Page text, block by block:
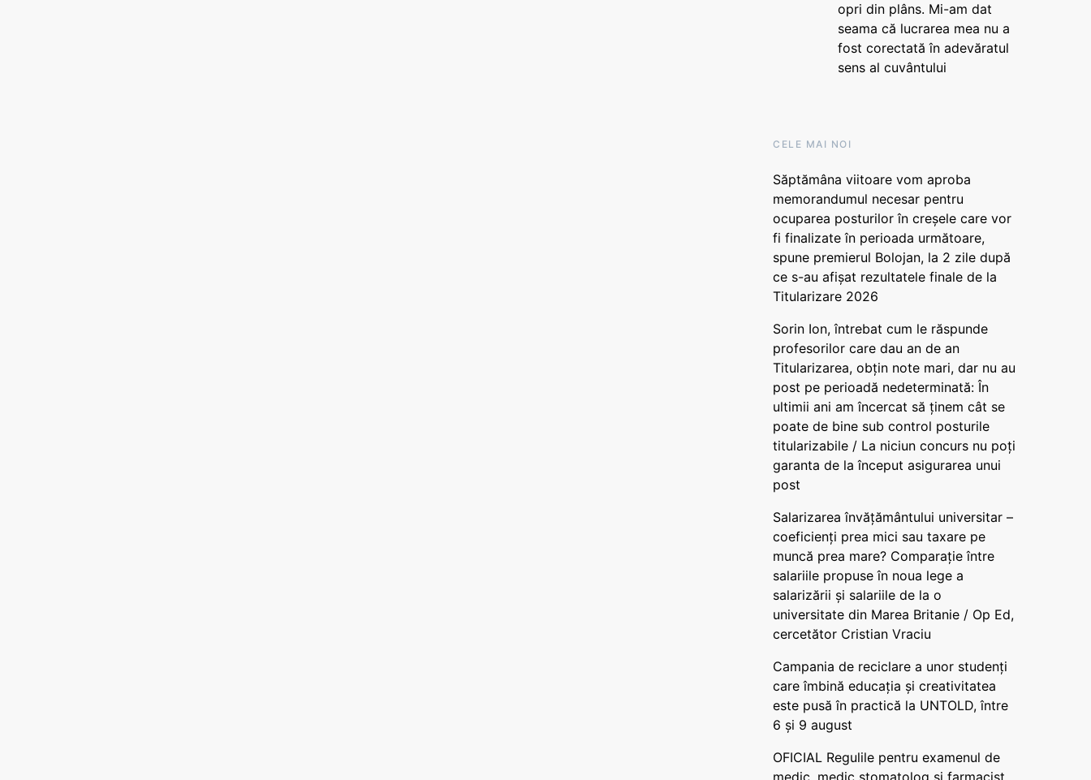
opri din plâns. Mi-am dat
seama că lucrarea mea nu a
fost corectată în adevăratul
sens al cuvântului
CELE MAI NOI
Săptămâna viitoare vom aproba
memorandumul necesar pentru
ocuparea posturilor în creșele care vor
fi finalizate în perioada următoare,
spune premierul Bolojan, la 2 zile după
ce s-au afișat rezultatele finale de la
Titularizare 2026
Sorin Ion, întrebat cum le răspunde
profesorilor care dau an de an
Titularizarea, obțin note mari, dar nu au
post pe perioadă nedeterminată: În
ultimii ani am încercat să ținem cât se
poate de bine sub control posturile
titularizabile / La niciun concurs nu poți
garanta de la început asigurarea unui
post
Salarizarea învățământului universitar –
coeficienți prea mici sau taxare pe
muncă prea mare? Comparație între
salariile propuse în noua lege a
salarizării și salariile de la o
universitate din Marea Britanie / Op Ed,
cercetător Cristian Vraciu
Campania de reciclare a unor studenți
care îmbină educația și creativitatea
este pusă în practică la UNTOLD, între
6 și 9 august
OFICIAL Regulile pentru examenul de
medic, medic stomatolog și farmacist